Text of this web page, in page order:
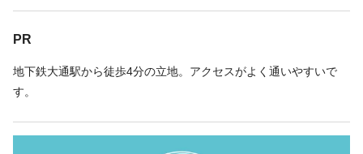
PR
地下鉄大通駅から徒歩4分の立地。アクセスがよく通いやすいで
す。